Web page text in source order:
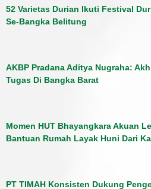
52 Varietas Durian Ikuti Festival
Se-Bangka Belitung
AKBP Pradana Aditya Nugraha:
Tugas Di Bangka Barat
Momen HUT Bhayangkara Akuan
Bantuan Rumah Layak Huni Dari
PT TIMAH Konsisten Dukung